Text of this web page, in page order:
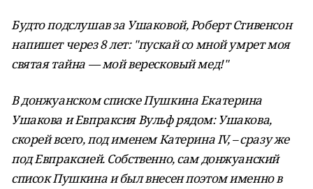
Будто подслушав за Ушаковой, Роберт Стивенсон
напишет через 8 лет: "пускай со мной умрет моя
святая тайна — мой вересковый мед!"
В донжуанском списке Пушкина Екатерина
Ушакова и Евпраксия Вульф рядом: Ушакова,
скорей всего, под именем Катерина IV, – сразу же
под Евпраксией. Собственно, сам донжуанский
список Пушкина и был внесен поэтом именно в